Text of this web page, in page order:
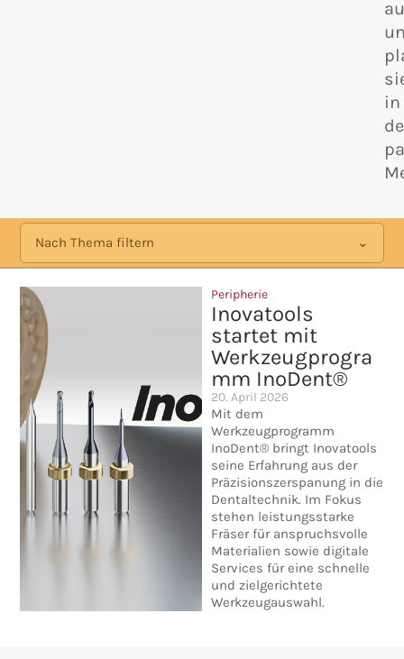
in
Nach Thema filtern
Peripherie
Inovatools
startet mit
Werkzeugprogra
mm InoDent®
20. April 2026
Mit dem
Werkzeugprogramm
InoDent® bringt Inovatools
seine Erfahrung aus der
Präzisionszerspanung in die
Dentaltechnik. Im Fokus
stehen leistungsstarke
Fräser für anspruchsvolle
Materialien sowie digitale
Services für eine schnelle
und zielgerichtete
Werkzeugauswahl.